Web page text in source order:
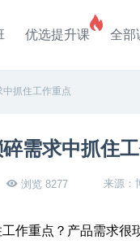
优选提升课 全部
抓住工作重点
需求中抓住
浏览 8277 来源：
作重点？产品需求